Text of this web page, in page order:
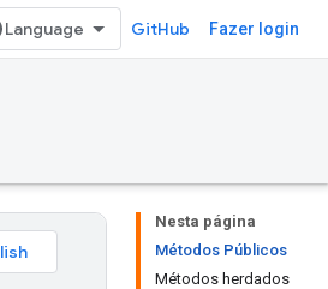
GitHub Fazer login
Nesta página
Métodos Públicos
Métodos herdados